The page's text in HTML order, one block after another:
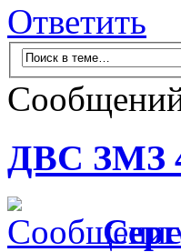
Ответить
ДВС ЗМЗ